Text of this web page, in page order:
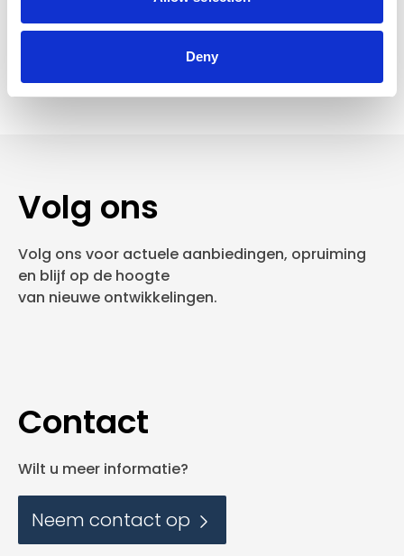
Deny
Verzending €7,95 België
In winkelwagen
Volg ons
Volg ons voor actuele aanbiedingen, opruiming
en blijf op de hoogte
van nieuwe ontwikkelingen.
Contact
Wilt u meer informatie?
Neem contact op